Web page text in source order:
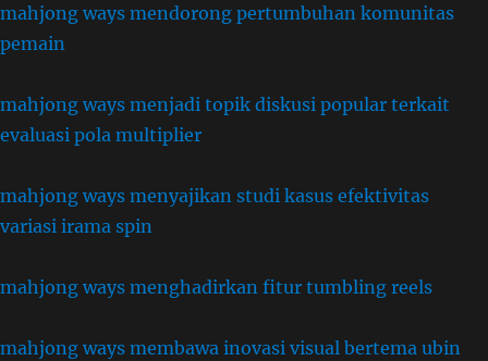
mahjong ways mendorong pertumbuhan komunitas
pemain
mahjong ways menjadi topik diskusi popular terkait
evaluasi pola multiplier
mahjong ways menyajikan studi kasus efektivitas
variasi irama spin
mahjong ways menghadirkan fitur tumbling reels
mahjong ways membawa inovasi visual bertema ubin